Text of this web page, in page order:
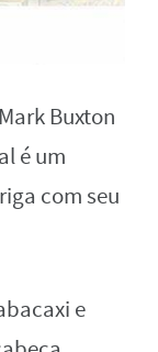
Buxton
é um
com seu
e